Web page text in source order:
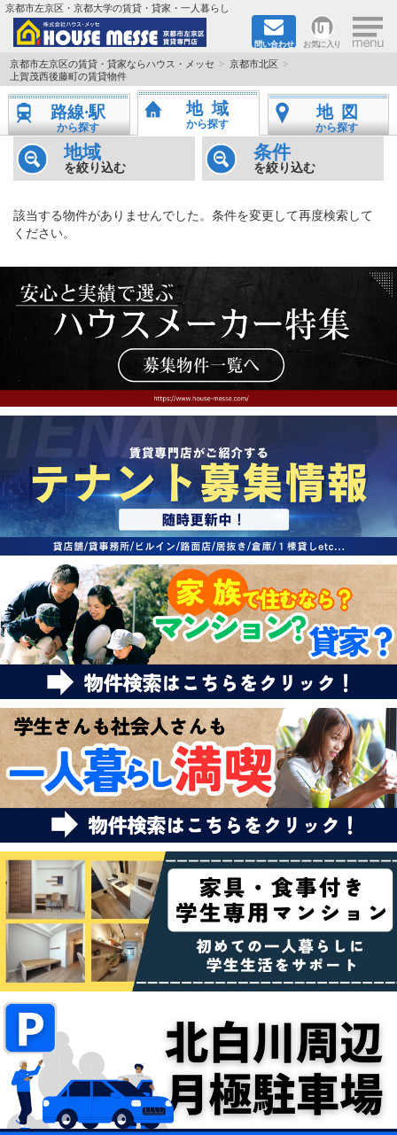
京都市左京区・京都大学の賃貸・貸家・一人暮らし
問い合わせ お気に入り ×
TOPページ
地図から検索
地域から検索
書類DL & 入居者さまへ
家族で住むならマンション？賃家？
一人暮らしの物件特集
ペット相談OKの賃貸！
ハウスメーカー施工特集！
路線·駅から探す
IT重説について
スタッフ紹介
賃貸管理の北白川店
店舗情報·アクセス
会社概要
メールでお問い合わせ
京都市左京区の賃貸・貸家ならハウス・メッセ
京都市北区
上賀茂西後藤町の賃貸物件
路線·駅
から探す
地域
から探す
地図
から探す
地域
を絞り込む
条件
を絞り込む
該当する物件がありませんでした。条件を変更して再度検索して
ください。